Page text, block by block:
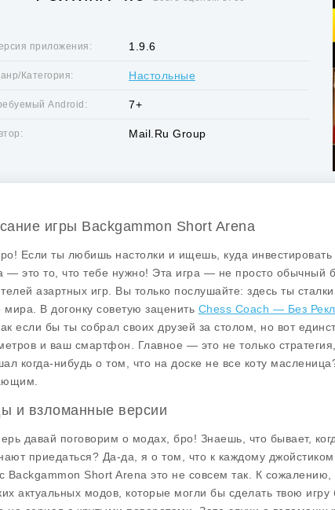
приложения: 1.9.6
Категория: Настольные
Android: 7+
Mail.Ru Group
игры Backgammon Short Arena
Если ты любишь настолки и ищешь, куда
— это то, что тебе нужно! Эта игра — не просто обычный
азартных игр. Вы только послушайте: здесь ты
мира. В догонку советую заценить Chess Coach — Без
если бы ты собрал своих друзей за столом, но вот
и ваш смартфон. Главное — это не только
когда-нибудь о том, что на доске не все коту
и взломанные версии
давай поговорим о модах, бро! Знаешь, что бывает,
приедаться? Да-да, я о том, что к каждому
Backgammon Short Arena это не совсем так. К
актуальных модов, которые могли бы сделать твою